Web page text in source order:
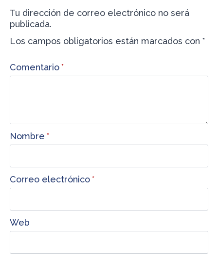
Tu dirección de correo electrónico no será
publicada.
Los campos obligatorios están marcados con *
Comentario*
Nombre *
Correo electrónico*
Web